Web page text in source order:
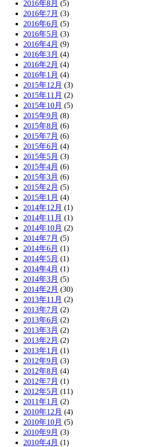
2016年8月 (5)
2016年7月 (3)
2016年6月 (5)
2016年5月 (3)
2016年4月 (9)
2016年3月 (4)
2016年2月 (4)
2016年1月 (4)
2015年12月 (3)
2015年11月 (2)
2015年10月 (5)
2015年9月 (8)
2015年8月 (6)
2015年7月 (6)
2015年6月 (4)
2015年5月 (3)
2015年4月 (6)
2015年3月 (6)
2015年2月 (5)
2015年1月 (4)
2014年12月 (1)
2014年11月 (1)
2014年10月 (2)
2014年7月 (5)
2014年6月 (1)
2014年5月 (1)
2014年4月 (1)
2014年3月 (5)
2014年2月 (30)
2013年11月 (2)
2013年7月 (2)
2013年6月 (2)
2013年3月 (2)
2013年2月 (2)
2013年1月 (1)
2012年9月 (3)
2012年8月 (4)
2012年7月 (1)
2012年5月 (11)
2011年1月 (2)
2010年12月 (4)
2010年10月 (5)
2010年9月 (3)
2010年4月 (1)